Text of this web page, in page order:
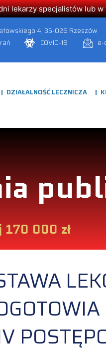
lekarzy specjalistów lub
4, 35-026 Rzeszów
COVID-19 e-
DZIAŁALNOŚĆ LECZNICZA
170 000 zł